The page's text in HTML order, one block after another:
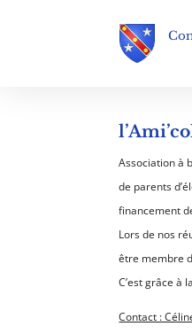
Association à
de parents
financement
Lors de nos
être membre
C’est grâce à
Contact :